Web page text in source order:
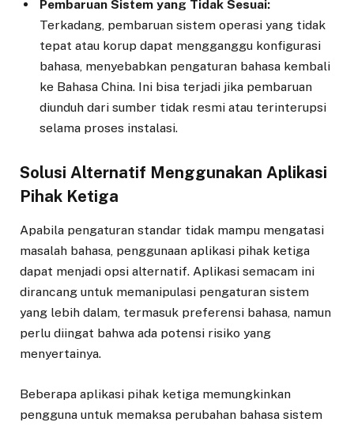
Pembaruan Sistem yang Tidak Sesuai:
Terkadang, pembaruan sistem operasi yang tidak
tepat atau korup dapat mengganggu konfigurasi
bahasa, menyebabkan pengaturan bahasa kembali
ke Bahasa China. Ini bisa terjadi jika pembaruan
diunduh dari sumber tidak resmi atau terinterupsi
selama proses instalasi.
Solusi Alternatif Menggunakan Aplikasi
Pihak Ketiga
Apabila pengaturan standar tidak mampu mengatasi
masalah bahasa, penggunaan aplikasi pihak ketiga
dapat menjadi opsi alternatif. Aplikasi semacam ini
dirancang untuk memanipulasi pengaturan sistem
yang lebih dalam, termasuk preferensi bahasa, namun
perlu diingat bahwa ada potensi risiko yang
menyertainya.
Beberapa aplikasi pihak ketiga memungkinkan
pengguna untuk memaksa perubahan bahasa sistem